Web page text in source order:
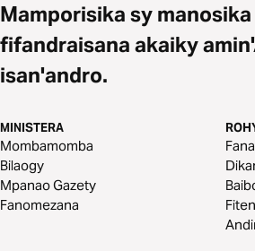
Mamporisika sy
fifandraisana akaiky
isan'andro.
MINISTERA
Mombamomba
Bilaogy
Mpanao Gazety
Fanomezana